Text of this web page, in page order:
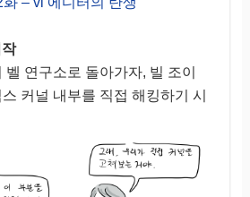
연구소로 돌아가자, 빌 조이
커널 내부를 직접 해킹하기 시